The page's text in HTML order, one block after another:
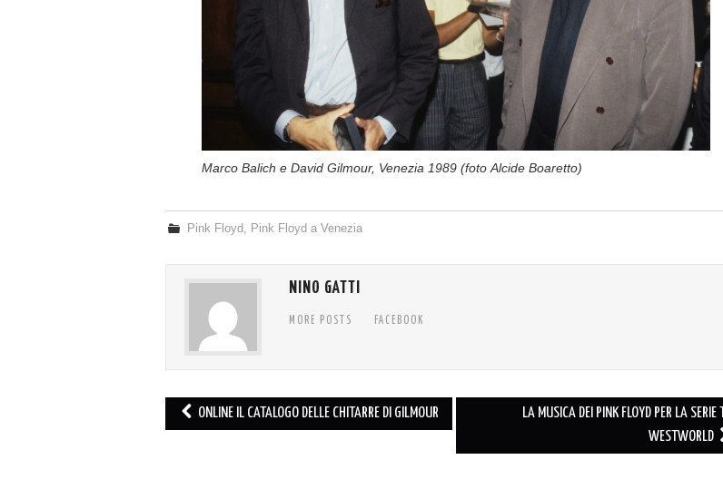
Marco Balich e David Gilmour, Venezia 1989 (foto Alcide Boaretto)
Pink Floyd, Pink Floyd a Venezia
NINO GATTI
MORE POSTS FACEBOOK
Post
navigation
ONLINE IL CATALOGO DELLE CHITARRE DI GILMOUR
LA MUSICA DEI PINK FLOYD PER LA SERIE
WESTWORLD